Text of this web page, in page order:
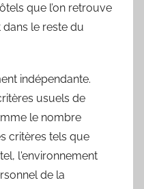
que l’on retrouve
le reste du
indépendante.
usuels de
le nombre
critères tels que
l'environnement
de la